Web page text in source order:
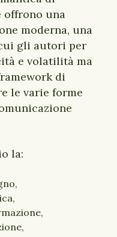
offrono una
moderna, una
gli autori per
e volatilità ma
di
le varie forme
la: